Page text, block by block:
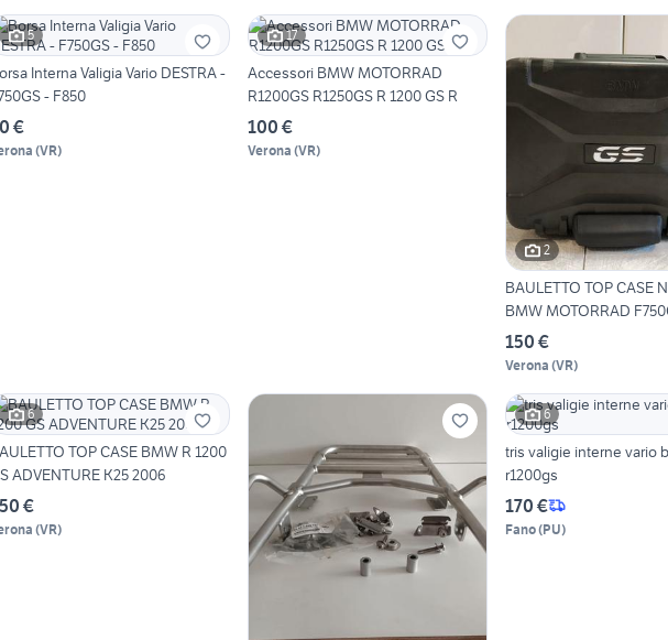
5
Interna Valigia Vario DESTRA -
- F850
€
(VR)
17
Accessori BMW MOTORRAD
R1200GS R1250GS R 1200 GS R
100 €
Verona (VR)
2
BAULETTO TOP CASE
BMW MOTORRAD
150 €
Verona (VR)
6
TOP CASE BMW R 1200
ADVENTURE K25 2006
€
(VR)
6
tris valigie interne vario
r1200gs
170 €
Fano(PU)